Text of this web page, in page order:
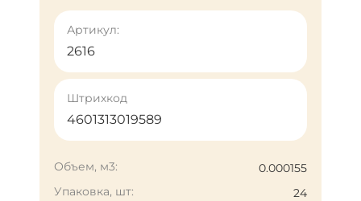
Артикул:
2616
Штрихкод
4601313019589
Объем, м3:
0.000155
Упаковка, шт:
24